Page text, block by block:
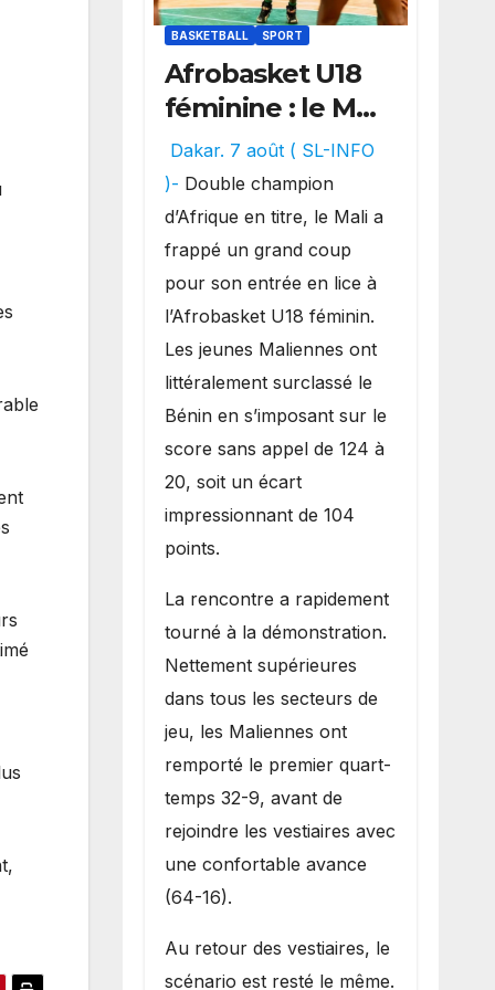
BASKETBALL SPORT
Afrobasket U18
féminine : le Mali
réalise un
véritable festival
offensif et
inflige une
lourde défaite
au Bénin.
Dakar. 7 août ( SL-INFO
)- Double champion
d’Afrique en titre, le Mali a
frappé un grand coup
pour son entrée en lice à
l’Afrobasket U18 féminin.
Les jeunes Maliennes ont
littéralement surclassé le
Bénin en s’imposant sur le
score sans appel de 124 à
20, soit un écart
impressionnant de 104
points.
La rencontre a rapidement
tourné à la démonstration.
Nettement supérieures
dans tous les secteurs de
jeu, les Maliennes ont
remporté le premier quart-
temps 32-9, avant de
rejoindre les vestiaires avec
une confortable avance
(64-16).
Au retour des vestiaires, le
scénario est resté le même.